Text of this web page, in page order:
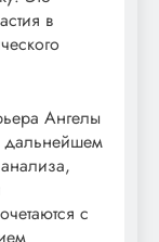
в
Ангелы
дальнейшем
с